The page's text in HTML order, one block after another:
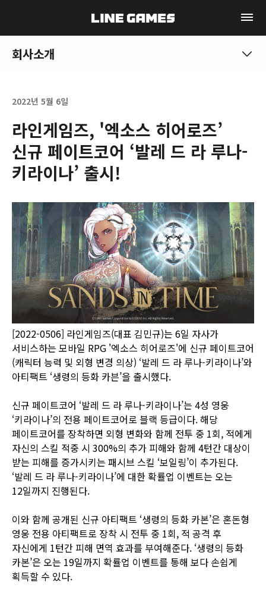
회사소개
2022년 5월 6일
라인게임즈, '엑소스 히어로즈’
신규 페이트코어 ‘발레 드 라 루나-
키라이나’ 출시!
[2022-0506] 라인게임즈(대표 김민규)는 6일 자사가
서비스하는 모바일 RPG '엑소스 히어로즈'에 신규 페이트코어
(캐릭터 능력 및 외형 변경 의상) ‘발레 드 라 루나-키라이나’와
아티팩트 ‘생령의 등화 카븐’을 출시했다.
신규 페이트코어 ‘발레 드 라 루나-키라이나’는 4성 영웅
‘키라이나’의 전용 페이트코어로 블랙 등급이다. 해당
페이트코어를 장착하면 외형 변화와 함께 전투 중 1회, 적에게
자신의 스킬 적중 시 300%의 추가 피해와 함께 4턴간 대상이
받는 피해를 증가시키는 패시브 스킬 ‘보일링’이 추가된다.
‘발레 드 라 루나-키라이나’에 대한 확률업 이벤트는 오는
12일까지 진행된다.
이와 함께 공개된 신규 아티팩트 ‘생령의 등화 카본’은 혼돈형
영웅 전용 아티팩트로 장착 시 전투 중 1회, 적 공격 후
자신에게 1턴간 피해 면역 효과를 부여해준다. ‘생령의 등화
카본’은 오는 19일까지 확률업 이벤트를 통해 보다 손쉽게
획득할 수 있다.